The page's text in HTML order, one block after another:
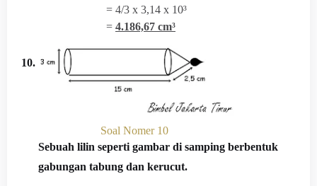
= 4/3 x 3,14 x 10³
= 4.186,67 cm³
Soal Nomer 10
10.
Sebuah lilin seperti gambar di samping berbentuk
gabungan tabung dan kerucut.